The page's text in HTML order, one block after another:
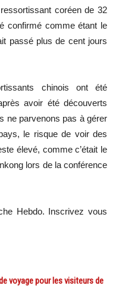
coréen de 32
confirmé comme étant le
passé plus de cent jours
chinois ont été
avoir été découverts
ne parvenons pas à gérer
le risque de voir des
élevé, comme c’était le
lors de la conférence
Hebdo. Inscrivez vous
voyage pour les visiteurs de